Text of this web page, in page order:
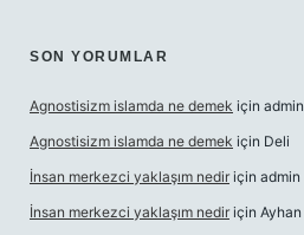
SON YORUMLAR
Agnostisizm islamda ne demek için admin
Agnostisizm islamda ne demek için Deli
İnsan merkezci yaklaşım nedir için admin
İnsan merkezci yaklaşım nedir için Ayhan